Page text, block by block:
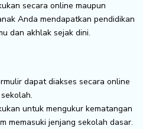
secara online maupun
Anda mendapatkan pendidikan
dan akhlak sejak dini.
dapat diakses secara online
untuk mengukur kematangan
memasuki jenjang sekolah dasar.